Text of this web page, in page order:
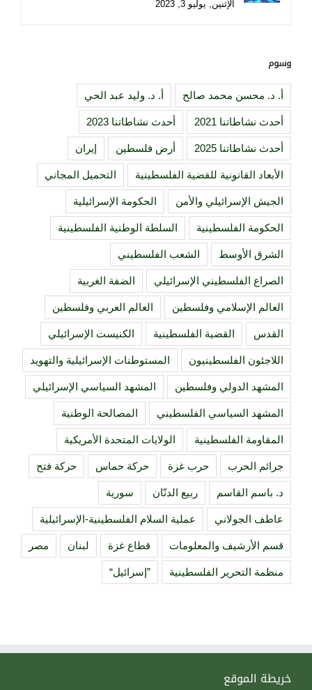
الإثنين, يوليو 3, 2023
وسوم
أ. د. محسن محمد صالح أ. د. وليد عبد الحي
أحدث نشاطاتنا 2021 أحدث نشاطاتنا 2023
أحدث نشاطاتنا 2025 أرض فلسطين إيران
الأبعاد القانونية للقضية الفلسطينية التحميل المجاني
الجيش الإسرائيلي والأمن الحكومة الإسرائيلية
الحكومة الفلسطينية السلطة الوطنية الفلسطينية
الشرق الأوسط الشعب الفلسطيني
الصراع الفلسطيني الإسرائيلي الضفة الغربية
العالم الإسلامي وفلسطين العالم العربي وفلسطين
القدس القضية الفلسطينية الكنيست الإسرائيلي
اللاجئون الفلسطينيون المستوطنات الإسرائيلية والتهويد
المشهد الدولي وفلسطين المشهد السياسي الإسرائيلي
المشهد السياسي الفلسطيني المصالحة الوطنية
المقاومة الفلسطينية الولايات المتحدة الأمريكية
جرائم الحرب حرب غزة حركة حماس حركة فتح
د. باسم القاسم ربيع الدنّان سورية
عاطف الجولاني عملية السلام الفلسطينية-الإسرائيلية
قسم الأرشيف والمعلومات قطاع غزة لبنان مصر
منظمة التحرير الفلسطينية ”إسرائيل“
خريطة الموقع